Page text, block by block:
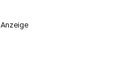
Anzeige